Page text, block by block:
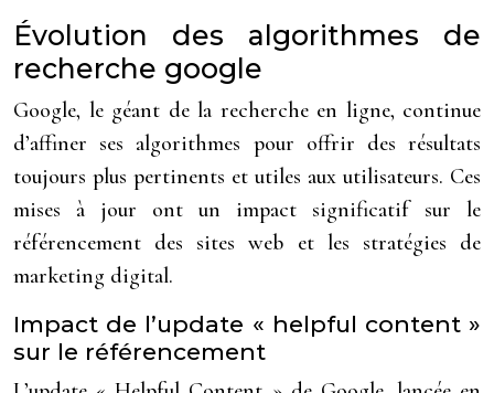
Évolution des algorithmes de
recherche google
Google, le géant de la recherche en ligne, continue
d’affiner ses algorithmes pour offrir des résultats
toujours plus pertinents et utiles aux utilisateurs. Ces
mises à jour ont un impact significatif sur le
référencement des sites web et les stratégies de
marketing digital.
Impact de l’update « helpful content »
sur le référencement